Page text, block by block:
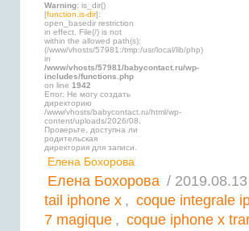
Warning: is_dir()
[function.is-dir]:
open_basedir restriction
in effect. File(/) is not
within the allowed path(s):
(/www/vhosts/57981:/tmp:/usr/local/lib/php)
in
/www/vhosts/57981/babycontact.ru/wp-
includes/functions.php
on line 1942
Error: Не могу создать
директорию
/www/vhosts/babycontact.ru/html/wp-
content/uploads/2026/08.
Проверьте, доступна ли
родительская
директория для записи.
Елена Бохорова
Елена Бохорова /
tail iphone x , coque integrale
7 magique , coque iphone x